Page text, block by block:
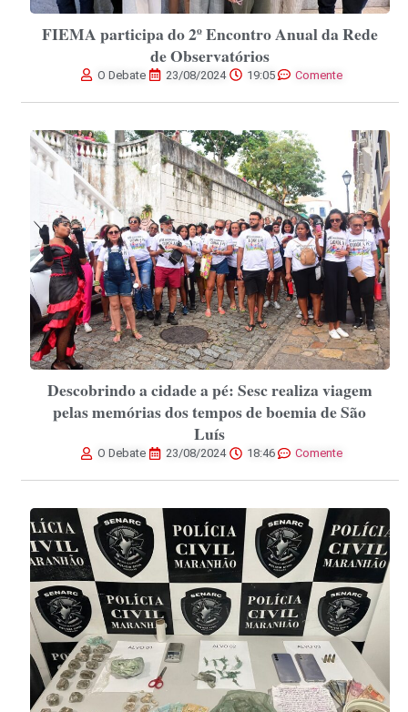
FIEMA participa do 2º Encontro Anual da Rede
de Observatórios
O Debate 23/08/2024 19:05 Comente
Descobrindo a cidade a pé: Sesc realiza viagem
pelas memórias dos tempos de boemia de São
Luís
O Debate 23/08/2024 18:46 Comente